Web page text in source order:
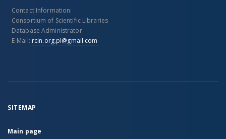
Contact Information:
Consortium of Scientific Libraries
Database Administrator
E-Mail: rcin.org.pl@gmail.com
SITEMAP
Main page